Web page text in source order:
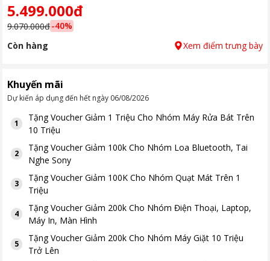
5.499.000đ
9.070.000đ-40%
Còn hàng
Xem điểm trưng bày
Khuyến mãi
Dự kiến áp dụng đến hết ngày 06/08/2026
1
TặngVoucher Giảm 1 Triệu Cho Nhóm Máy Rửa Bát Trên
10 Triệu
2
TặngVoucher Giảm 100k Cho Nhóm Loa Bluetooth, Tai
Nghe Sony
3
TặngVoucher Giảm 100K Cho Nhóm Quạt Mát Trên 1
Triệu
4
TặngVoucher Giảm 200k Cho Nhóm Điện Thoại, Laptop,
Máy In, Màn Hình
5
TặngVoucher Giảm 200k Cho Nhóm Máy Giặt 10 Triệu
Trở Lên